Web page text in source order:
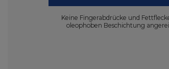
Keine Fingerabdrücke und
oleophoben Beschichtung